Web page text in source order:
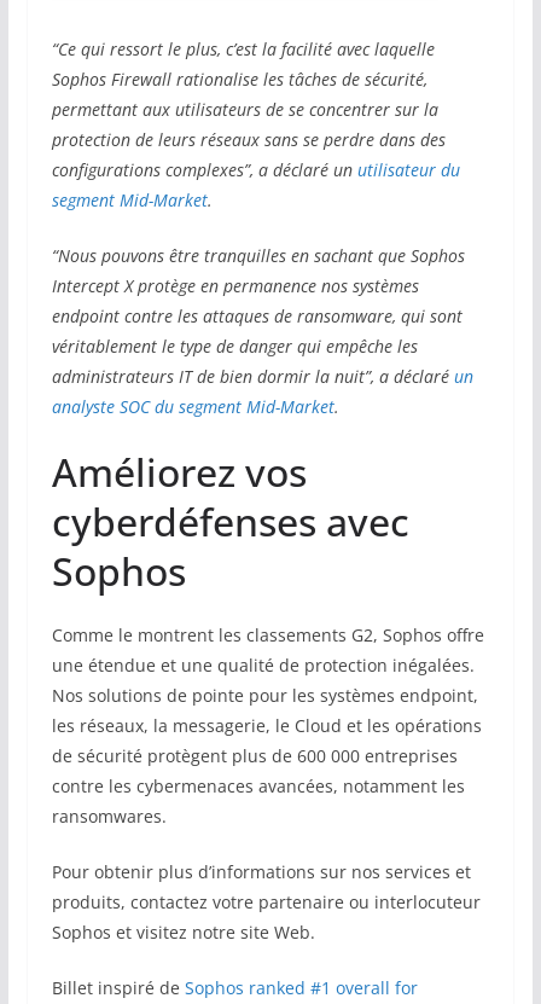
“Ce qui ressort le plus, c’est la facilité avec laquelle
Sophos Firewall rationalise les tâches de sécurité,
permettant aux utilisateurs de se concentrer sur la
protection de leurs réseaux sans se perdre dans des
configurations complexes”, a déclaré un utilisateur du
segment Mid-Market.
“Nous pouvons être tranquilles en sachant que Sophos
Intercept X protège en permanence nos systèmes
endpoint contre les attaques de ransomware, qui sont
véritablement le type de danger qui empêche les
administrateurs IT de bien dormir la nuit”, a déclaré un
analyste SOC du segment Mid-Market.
Améliorez vos
cyberdéfenses avec
Sophos
Comme le montrent les classements G2, Sophos offre
une étendue et une qualité de protection inégalées.
Nos solutions de pointe pour les systèmes endpoint,
les réseaux, la messagerie, le Cloud et les opérations
de sécurité protègent plus de 600 000 entreprises
contre les cybermenaces avancées, notamment les
ransomwares.
Pour obtenir plus d’informations sur nos services et
produits, contactez votre partenaire ou interlocuteur
Sophos et visitez notre site Web.
Billet inspiré de Sophos ranked #1 overall for